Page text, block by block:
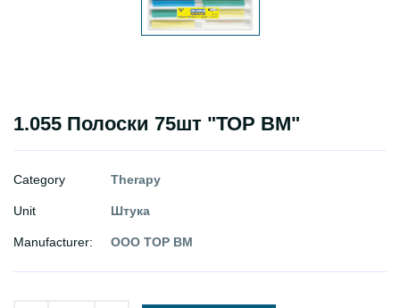
1.055 Полоски 75шт "ТОР ВМ"
Category Therapy
Unit Штука
Manufacturer: ООО ТОР ВМ